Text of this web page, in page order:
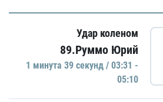
Удар коленом
89.Руммо Юрий
1 минутa 39 секунд / 03:31 -
05:10